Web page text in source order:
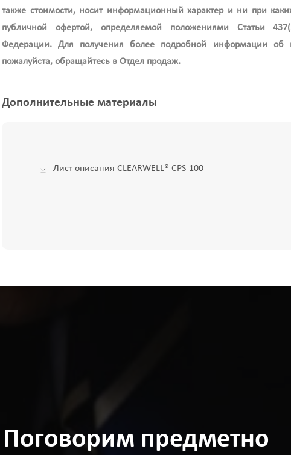
также стоимости, носит информационный характер и ни при каких
публичной офертой, определяемой положениями Статьи
Федерации. Для получения более подробной информации об
пожалуйста, обращайтесь в Отдел продаж.
Дополнительные материалы
Лист описания CLEARWELL® CPS-100
Поговорим предметно